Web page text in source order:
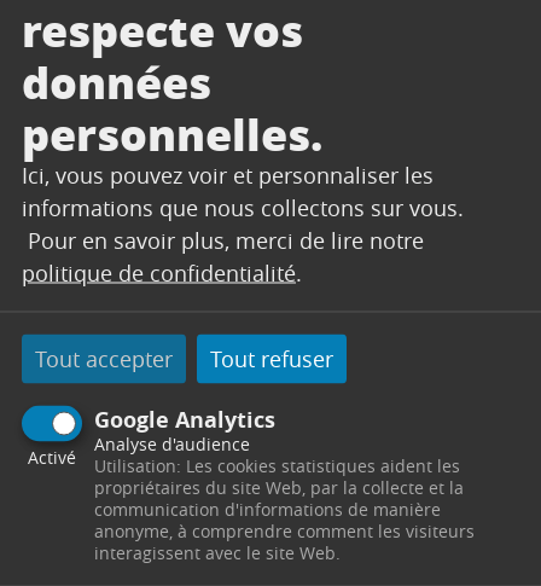
respecte vos
données
personnelles.
Ici, vous pouvez voir et personnaliser les
informations que nous collectons sur vous.
Pour en savoir plus, merci de lire notre
politique de confidentialité.
Tout accepter Tout refuser
Google Analytics
Activé
Analyse d'audience
Utilisation: Les cookies statistiques aident les
propriétaires du site Web, par la collecte et la
communication d'informations de manière
anonyme, à comprendre comment les visiteurs
interagissent avec le site Web.
Forestière de Meymac et logés à
proximité du chantier.
Ils ont pris la suite du Lycée Nature et
Forêt de Noirétable dans la Loire qui
avaient également réalisé un chantier
d’une semaine.
Les étudiants de Meymac ont eu en
sécurité impliquant l’abattage et le
débroussaillement sur 25m de
soit une surface totale d’environ 5ha
traités en 3 semaines de chantier.
Lors de ce séjour d’apprentissage, les
jeunes apprentis ont également pu
rencontrer et échanger avec les Comités